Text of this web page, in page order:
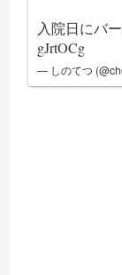
入院日にバ
gJrtOCg
— しのてつ